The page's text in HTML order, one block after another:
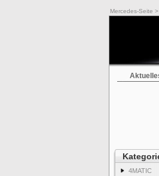
Mercedes-Seite
4MATIC